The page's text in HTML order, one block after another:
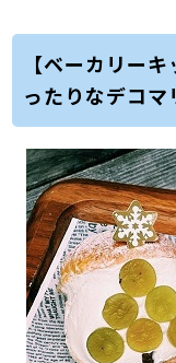
【ベーカリー
ったりなデコマ